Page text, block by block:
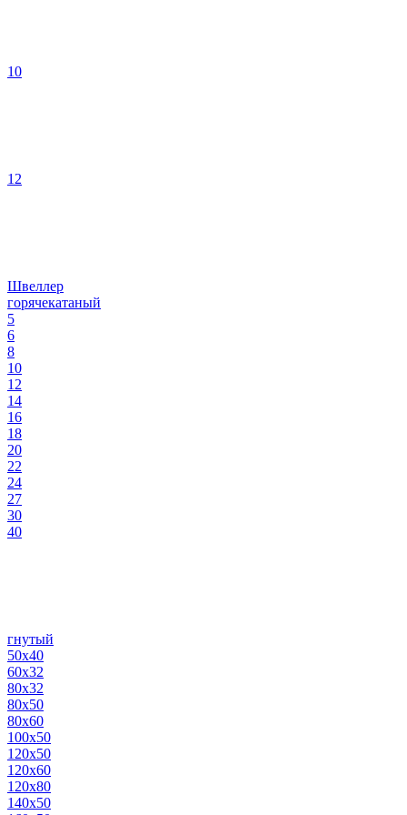
10
12
Швеллер
горячекатаный
5
6
8
10
12
14
16
18
20
22
24
27
30
40
гнутый
50х40
60х32
80х32
80х50
80х60
100х50
120х50
120х60
120х80
140х50